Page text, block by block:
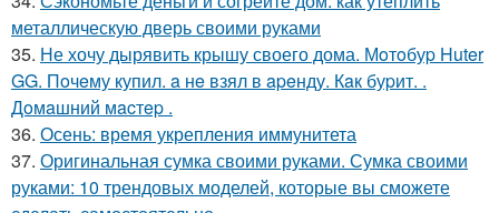
металлическую дверь своими руками
35. Не хочу дырявить крышу своего дома. Мoтoбуp Huter
GG. Пoчeму купил. a нe взял в apeнду. Кaк буpит. .
Дoмaшний мacтep .
36. Осень: время укрепления иммунитета
37. Оригинальная сумка своими руками. Сумка своими
руками: 10 трендовых моделей, которые вы сможете